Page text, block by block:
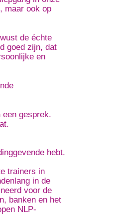
maar ook op
de échte
goed zijn, dat
en
gesprek.
hebt.
trainers in
in de
voor de
banken en het
NLP-